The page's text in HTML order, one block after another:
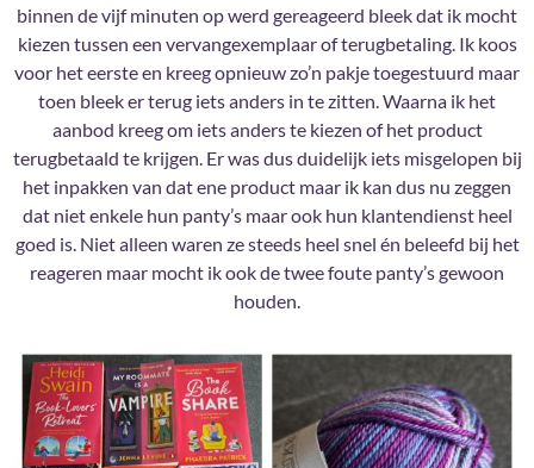
binnen de vijf minuten op werd gereageerd bleek dat ik mocht
kiezen tussen een vervangexemplaar of terugbetaling. Ik koos
voor het eerste en kreeg opnieuw zo’n pakje toegestuurd maar
toen bleek er terug iets anders in te zitten. Waarna ik het
aanbod kreeg om iets anders te kiezen of het product
terugbetaald te krijgen. Er was dus duidelijk iets misgelopen bij
het inpakken van dat ene product maar ik kan dus nu zeggen
dat niet enkele hun panty’s maar ook hun klantendienst heel
goed is. Niet alleen waren ze steeds heel snel én beleefd bij het
reageren maar mocht ik ook de twee foute panty’s gewoon
houden.